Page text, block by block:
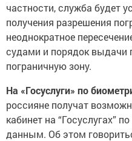
частности, служба будет
получения разрешения
неоднократное
судами и порядок выдачи
пограничную зону.
На «Госуслуги» по
россияне получат
кабинет на “Госуслугах”
данным. Об этом